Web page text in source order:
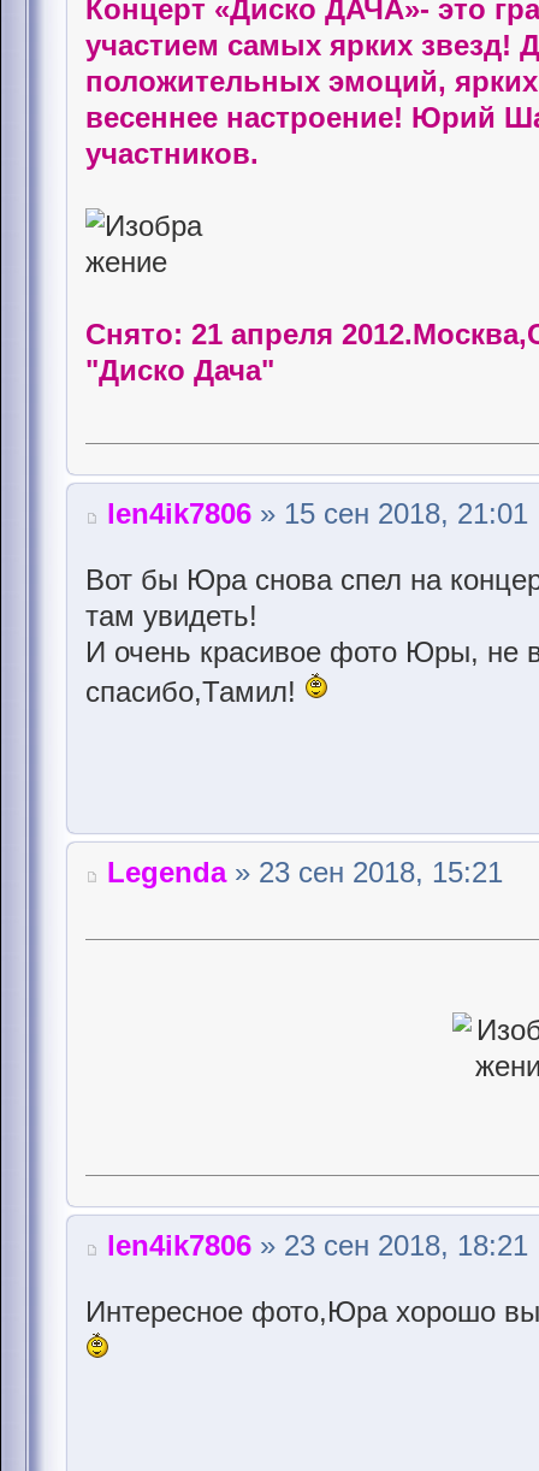
Концерт «Диско ДАЧА»- это
участием самых ярких звезд!
положительных эмоций,
весеннее настроение! Юрий
участников.
Снято: 21 апреля
"Диско Дача"
len4ik7806 » 15 сен 2018, 21:01
Вот бы Юра снова спел на
там увидеть!
И очень красивое фото Юры, не
спасибо,Тамил!
Legenda» 23 сен 2018, 15:21
len4ik7806 » 23 сен 2018, 18:21
Интересное фото,Юра хорошо